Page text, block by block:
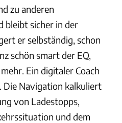
zu anderen
bleibt sicher in der
er selbständig, schon
schön smart der EQ,
Ein digitaler Coach
Die Navigation kalkuliert
von Ladestopps,
und dem